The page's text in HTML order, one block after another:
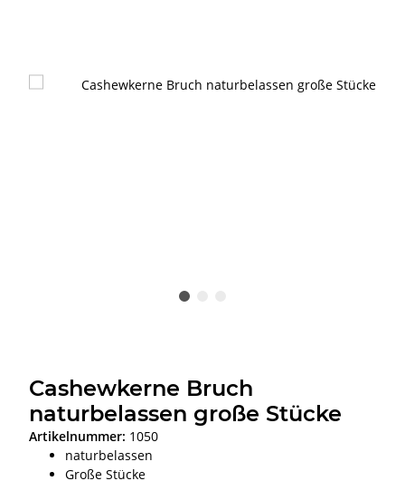
Cashewkerne Bruch
naturbelassen große Stücke
Artikelnummer: 1050
naturbelassen
Große Stücke